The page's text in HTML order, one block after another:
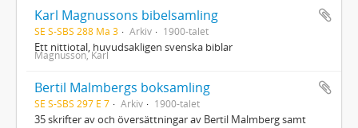
Karl Magnussons bibelsamling
SE S-SBS 288 Ma 3 Arkiv 1900-talet
Ett nittiotal, huvudsakligen svenska biblar
Magnusson, Karl
Bertil Malmbergs boksamling
SE S-SBS 297 E 7 Arkiv 1900-talet
35 skrifter av och översättningar av Bertil Malmberg samt